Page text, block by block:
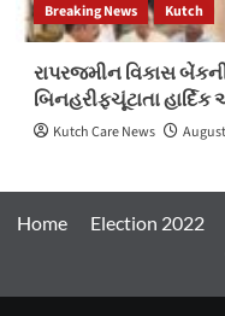
Breaking News Kutch
રાપરજમીન વિકાસ
બિનહરીફચૂંટાતા
Kutch Care News
Home Election 2022